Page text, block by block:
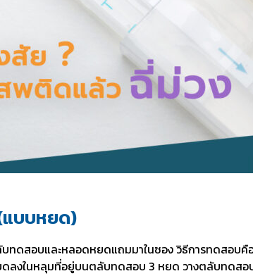
บบหยด)
ดสอบและหลอดหยดแถมมาในซอง วิธีการทดสอบคื
ลงในหลุมที่อยู่บนตลับทดสอบ 3 หยด วางตลับทดสอบ